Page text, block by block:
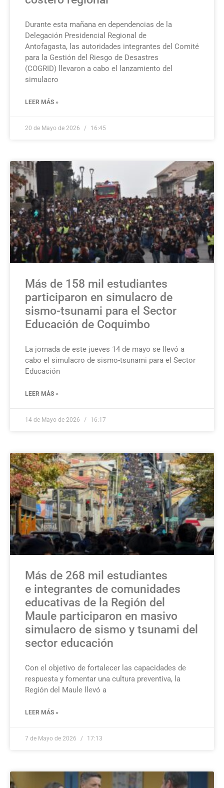
Durante esta mañana en dependencias de la
Delegación Presidencial Regional de
Antofagasta, las autoridades integrantes del Comité
para la Gestión del Riesgo de Desastres
(COGRID) llevaron a cabo el lanzamiento del
simulacro
LEER MÁS »
20 de Mayo de 2026 16:45
Más de 158 mil estudiantes
participaron en simulacro de
sismo-tsunami para el Sector
Educación de Coquimbo
La jornada de este jueves 14 de mayo se llevó a
cabo el simulacro de sismo-tsunami para el Sector
Educación
LEER MÁS »
14 de Mayo de 2026 16:17
Más de 268 mil estudiantes
e integrantes de comunidades
educativas de la Región del
Maule participaron en masivo
simulacro de sismo y tsunami del
sector educación
Con el objetivo de fortalecer las capacidades de
respuesta y fomentar una cultura preventiva, la
Región del Maule llevó a
LEER MÁS »
7 de Mayo de 2026 17:13